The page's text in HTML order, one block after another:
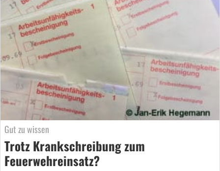
Gut zu wissen
Trotz Krankschreibung zum
Feuerwehreinsatz?